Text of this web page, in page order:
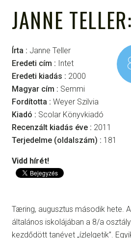
JANNE
Írta : Janne Teller
Eredeti cím : Intet
Eredeti kiadás : 2000
Magyar cím : Semmi
Fordította : Weyer Szilvia
Kiadó : Scolar Könyvkiadó
Recenzált kiadás éve : 2011
Terjedelme (oldalszám) : 181
Vidd hírét!
Tæring, augusztus második hete.
általános iskolájában a 8/a
kezdődött tanévet „ízlelgetik”.